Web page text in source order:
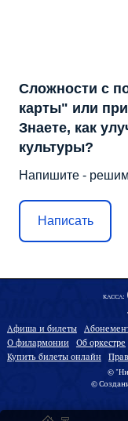
Сложности с
карты" или
Знаете, как
культуры?
Напишите -
Написать
КАССА:
Афиша и билеты
О филармонии
Oб оркестре
Купить билеты онлайн
©
©